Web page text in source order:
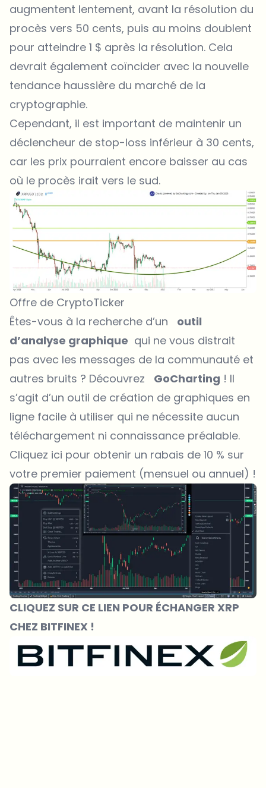
augmentent lentement, avant la résolution du
procès vers 50 cents, puis au moins doublent
pour atteindre 1 $ après la résolution. Cela
devrait également coïncider avec la nouvelle
tendance haussière du marché de la
cryptographie.
Cependant, il est important de maintenir un
déclencheur de stop-loss inférieur à 30 cents,
car les prix pourraient encore baisser au cas
où le procès irait vers le sud.
Offre de CryptoTicker
Êtes-vous à la recherche d’un outil
d’analyse graphique qui ne vous distrait
pas avec les messages de la communauté et
autres bruits ? Découvrez GoCharting ! Il
s’agit d’un outil de création de graphiques en
ligne facile à utiliser qui ne nécessite aucun
téléchargement ni connaissance préalable.
Cliquez ici pour obtenir un rabais de 10 % sur
votre premier paiement (mensuel ou annuel) !
CLIQUEZ SUR CE LIEN POUR ÉCHANGER XRP
CHEZ BITFINEX !